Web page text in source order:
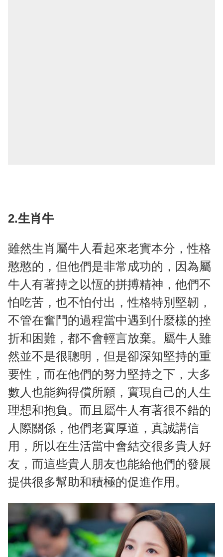
2.生肖牛
雖然生肖屬牛人看起來老實本分，性格
憨憨的，但他們是非常成功的，因為屬
牛人有著持之以恆的拼搏精神，他們不
怕吃苦，也不怕付出，性格特別堅韌，
不管在奮鬥的過程當中遇到什麼樣的挫
折和困難，都不會輕言放棄。屬牛人雖
然並不是很聰明，但是卻深知堅持的重
要性，而在他們的努力堅持之下，大多
數人也能夠得償所願，實現自己的人生
理想和抱負。而且屬牛人有著很不錯的
人際關係，他們老實厚道，真誠講信
用，所以在生活當中會結交很多貴人好
友，而這些貴人朋友也能給他們的發展
提供很多幫助和積極的促進作用。